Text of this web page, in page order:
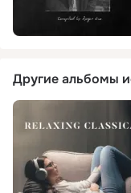
Другие альбомы